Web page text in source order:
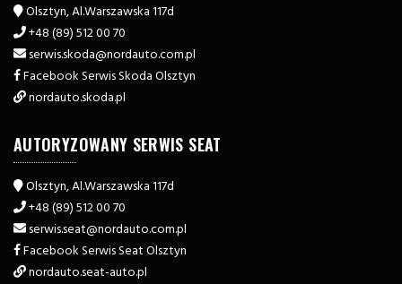
Olsztyn, Al.Warszawska 117d
+48 (89) 512 00 70
serwis.skoda@nordauto.com.pl
Facebook Serwis Skoda Olsztyn
nordauto.skoda.pl
AUTORYZOWANY SERWIS SEAT
Olsztyn, Al.Warszawska 117d
+48 (89) 512 00 70
serwis.seat@nordauto.com.pl
Facebook Serwis Seat Olsztyn
nordauto.seat-auto.pl